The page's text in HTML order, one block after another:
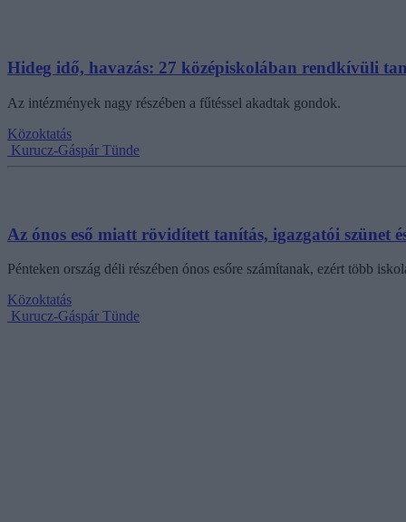
Hideg idő, havazás: 27 középiskolában rendkívüli
Az intézmények nagy részében a fűtéssel akadtak gondok.
Közoktatás
Kurucz-Gáspár Tünde
Az ónos eső miatt rövidített tanítás, igazgatói szünet
Pénteken ország déli részében ónos esőre számítanak, ezért több
Közoktatás
Kurucz-Gáspár Tünde